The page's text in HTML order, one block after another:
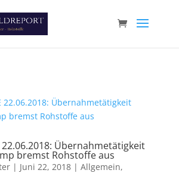
22.06.2018: Übernahmetätigkeit
bremst Rohstoffe aus
| Juni 22, 2018| Allgemein,